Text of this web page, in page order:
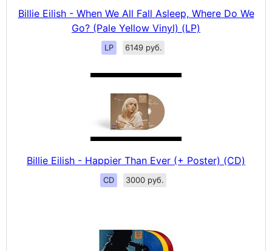
Billie Eilish - When We All Fall Asleep, Where Do We
Go? (Pale Yellow Vinyl) (LP)
LP 6149 руб.
Billie Eilish - Happier Than Ever (+ Poster) (CD)
CD 3000 руб.